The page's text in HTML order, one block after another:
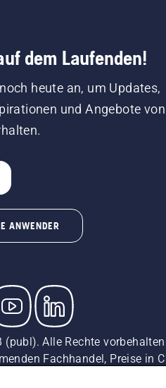
dem Laufenden!
heute an, um Updates,
und Angebote von
ANWENDER
Alle Rechte
Fachhandel, Preise in
(inkl. MwSt),